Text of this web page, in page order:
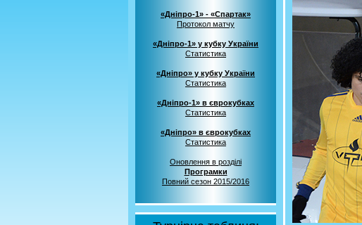
«Дніпро-1» - «Спартак»
Протокол матчу
«Дніпро-1» у кубку України
Статистика
«Дніпро» у кубку України
Статистика
«Дніпро-1» в єврокубках
Статистика
«Дніпро» в єврокубках
Статистика
Оновлення в розділі
Програмки
Повний сезон 2015/2016